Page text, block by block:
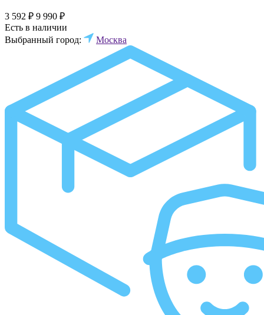
3 592 ₽ 9 990 ₽
Есть в наличии
Выбранный город:
Москва